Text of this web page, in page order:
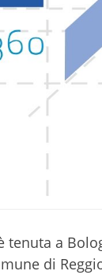
tenuta a
di